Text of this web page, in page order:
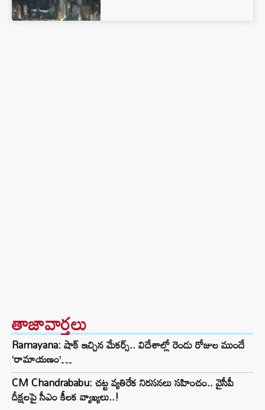
తాజావార్తలు
Ramayana: షాక్ ఇచ్చిన మేకర్స్.. విదేశాల్లో రెండు రోజుల ముందే
‘రామాయణం’…
CM Chandrababu: చట్ట వ్యతిరేక నిరసనలు సహించం.. వైసీపీ
దీక్షలపై సీఎం కీలక వ్యాఖ్యలు..!